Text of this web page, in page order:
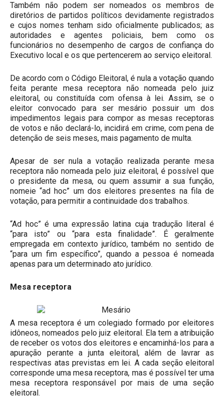
Também não podem ser nomeados os membros de
diretórios de partidos políticos devidamente registrados
e cujos nomes tenham sido oficialmente publicados; as
autoridades e agentes policiais, bem como os
funcionários no desempenho de cargos de confiança do
Executivo local e os que pertencerem ao serviço eleitoral.
De acordo com o Código Eleitoral, é nula a votação quando
feita perante mesa receptora não nomeada pelo juiz
eleitoral, ou constituída com ofensa à lei. Assim, se o
eleitor convocado para ser mesário possuir um dos
impedimentos legais para compor as mesas receptoras
de votos e não declará-lo, incidirá em crime, com pena de
detenção de seis meses, mais pagamento de multa.
Apesar de ser nula a votação realizada perante mesa
receptora não nomeada pelo juiz eleitoral, é possível que
o presidente da mesa, ou quem assumir a sua função,
nomeie “ad hoc” um dos eleitores presentes na fila de
votação, para permitir a continuidade dos trabalhos.
“Ad hoc” é uma expressão latina cuja tradução literal é
“para isto” ou “para esta finalidade”. É geralmente
empregada em contexto jurídico, também no sentido de
“para um fim específico”, quando a pessoa é nomeada
apenas para um determinado ato jurídico.
Mesa receptora
A mesa receptora é um colegiado formado por eleitores
idôneos, nomeados pelo juiz eleitoral. Ela tem a atribuição
de receber os votos dos eleitores e encaminhá-los para a
apuração perante a junta eleitoral, além de lavrar as
respectivas atas previstas em lei. A cada seção eleitoral
corresponde uma mesa receptora, mas é possível ter uma
mesa receptora responsável por mais de uma seção
eleitoral.